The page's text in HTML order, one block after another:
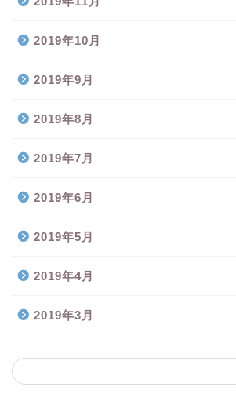
2019年10月
2019年9月
2019年8月
2019年7月
2019年6月
2019年5月
2019年4月
2019年3月